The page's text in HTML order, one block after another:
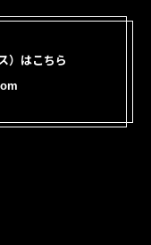
）はこちら